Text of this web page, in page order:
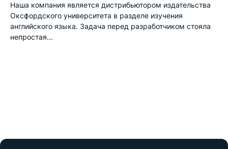
Наша компания является дистрибьютором издательства
Оксфордского университета в разделе изучения
английского языка. Задача перед разработчиком стояла
непростая...
8 800 77 55 127
hello@o2k.ru